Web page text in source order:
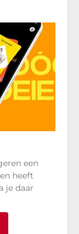
een
heeft
je daar